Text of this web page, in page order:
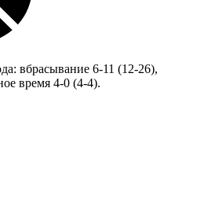
вбрасывание 6-11 (12-26),
время 4-0 (4-4).